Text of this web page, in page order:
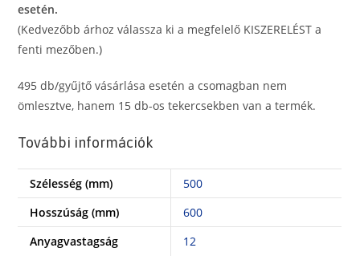
esetén.
(Kedvezőbb árhoz válassza ki a megfelelő KISZERELÉST a
fenti mezőben.)
495 db/gyűjtő vásárlása esetén a csomagban nem
ömlesztve, hanem 15 db-os tekercsekben van a termék.
További információk
Szélesség (mm)
500
Hosszúság (mm)
600
Anyagvastagság
12